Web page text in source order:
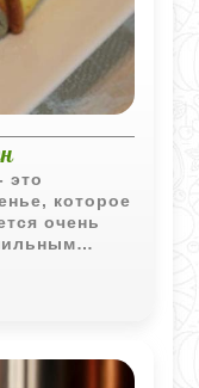
это
которое
очень
и не